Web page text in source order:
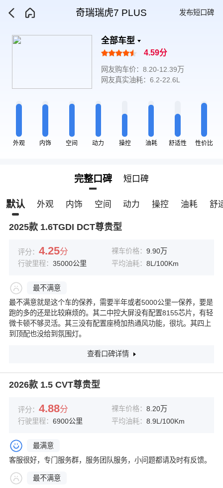
奇瑞瑞虎7 PLUS 发布短口碑
全部车型
4.59分
网友购车价：8.20-12.39万
网友真实油耗：6.2-22.6L
外观 内饰 空间 动力 操控 油耗 舒适性 性价比
完整口碑 短口碑
默认 外观 内饰 空间 动力 操控 油耗 舒
2025款 1.6TGDI DCT尊贵型
评分： 4.25分 裸车价格： 9.90万
行驶里程： 35000公里 平均油耗： 8L/100Km
最不满意
最不满意就是这个车的保养，需要半年或者5000公里一保养，要是
跑的多的还是比较麻烦的。其二中控大屏没有配置8155芯片，有轻
微卡顿不够灵活。其三没有配置座椅加热通风功能，很坑。其四上
到顶配也没给到氛围灯。
查看口碑详情
2026款 1.5 CVT尊贵型
评分： 4.88分 裸车价格： 8.20万
行驶里程： 6900公里 平均油耗： 8.9L/100Km
最满意
客服很好，专门服务群，服务团队服务，小问题都请及时有反馈。
最不满意